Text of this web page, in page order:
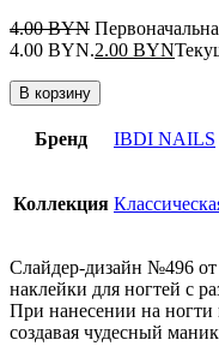
4.00BYN
4.00 BYN.2.00 BYN
В корзину
Бренд IBDI NAILS
Коллекция
Слайдер-дизайн №496
наклейки для ногтей с
При нанесении на ногти
создавая чудесный